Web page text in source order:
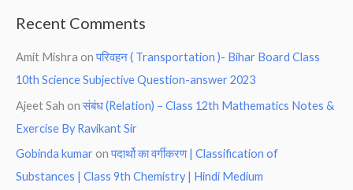
Recent Comments
Amit Mishra onपरिवहन ( Transportation )- Bihar Board Class
10th Science Subjective Question-answer 2023
Ajeet Sah onसंबंध (Relation) – Class 12th Mathematics Notes &
Exercise By Ravikant Sir
Gobinda kumar onपदार्थो का वर्गीकरण | Classification of
Substances | Class 9th Chemistry | Hindi Medium